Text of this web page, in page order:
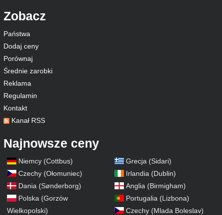
Zobacz
Państwa
Dodaj ceny
Porównaj
Średnie zarobki
Reklama
Regulamin
Kontakt
Kanał RSS
Najnowsze ceny
Niemcy (Cottbus)
Czechy (Ołomuniec)
Dania (Sønderborg)
Polska (Gorzów
Wielkopolski)
Grecja (Sidari)
Irlandia (Dublin)
Anglia (Birmigham)
Portugalia (Lizbona)
Czechy (Mlada Boleslav)